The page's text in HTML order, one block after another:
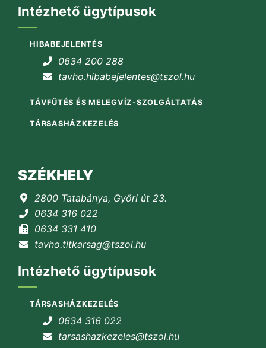
Intézhető ügytípusok
HIBABEJELENTÉS
0634 200 288
tavho.hibabejelentes@tszol.hu
TÁVFŰTÉS ÉS MELEGVÍZ-SZOLGÁLTATÁS
TÁRSASHÁZKEZELÉS
SZÉKHELY
2800 Tatabánya, Győri út 23.
0634 316 022
0634 331 410
tavho.titkarsag@tszol.hu
Intézhető ügytípusok
TÁRSASHÁZKEZELÉS
0634 316 022
tarsashazkezeles@tszol.hu